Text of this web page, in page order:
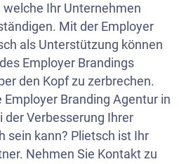
Ihr Unternehmen
Mit der Employer
als Unterstützung können
Employer Brandings
den Kopf zu zerbrechen.
Branding Agentur in
der Verbesserung Ihrer
sein kann? Plietsch ist Ihr
Nehmen Sie Kontakt zu